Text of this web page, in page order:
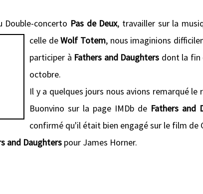
concerto Pas de Deux, travailler sur la
celle deWolf Totem, nous imaginions
participer à Fathers and Daughters dont la fin
octobre.
Il y a quelques jours nous avions remarqué
Buonvino sur la page IMDb de Fathers and
confirmé qu'il était bien engagé sur le film de
and Daughters pour James Horner.